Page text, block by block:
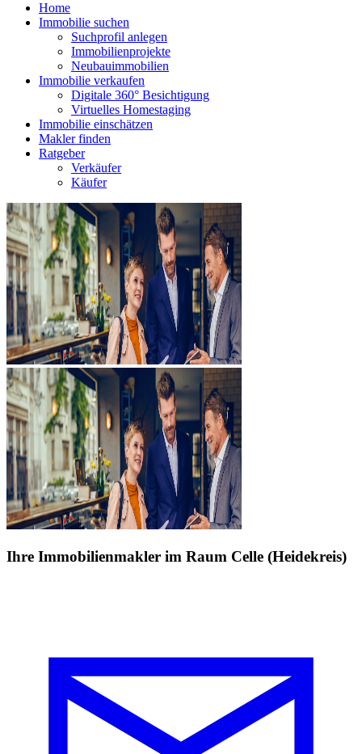
Home
Immobilie suchen
Suchprofil anlegen
Immobilienprojekte
Neubauimmobilien
Immobilie verkaufen
Digitale 360° Besichtigung
Virtuelles Homestaging
Immobilie einschätzen
Makler finden
Ratgeber
Verkäufer
Käufer
Ihre Immobilienmakler im Raum Celle (Heidekreis)